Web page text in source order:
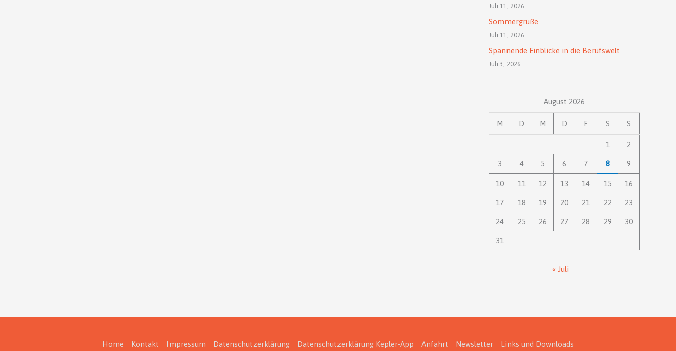
Juli 11, 2026
Sommergrüße
Juli 11, 2026
Spannende Einblicke in die Berufswelt
Juli 3, 2026
August 2026
M D M D F S S
1 2
3 4 5 6 7 8 9
10 11 12 13 14 15 16
17 18 19 20 21 22 23
24 25 26 27 28 29 30
31
« Juli
Home Kontakt Impressum Datenschutzerklärung Datenschutzerklärung Kepler-App Anfahrt Newsletter Links und Downloads